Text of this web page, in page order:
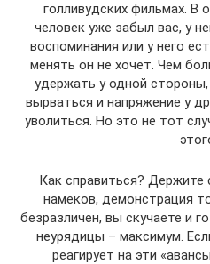
голливудских фильмах. В
человек уже забыл вас, у
воспоминания или у него
менять он не хочет. Чем
удержать у одной
вырваться и напряжение у
уволиться. Но это не тот
Как справиться? Держите
намеков, демонстрация
безразличен, вы скучаете и
неурядицы – максимум.
реагирует на эти